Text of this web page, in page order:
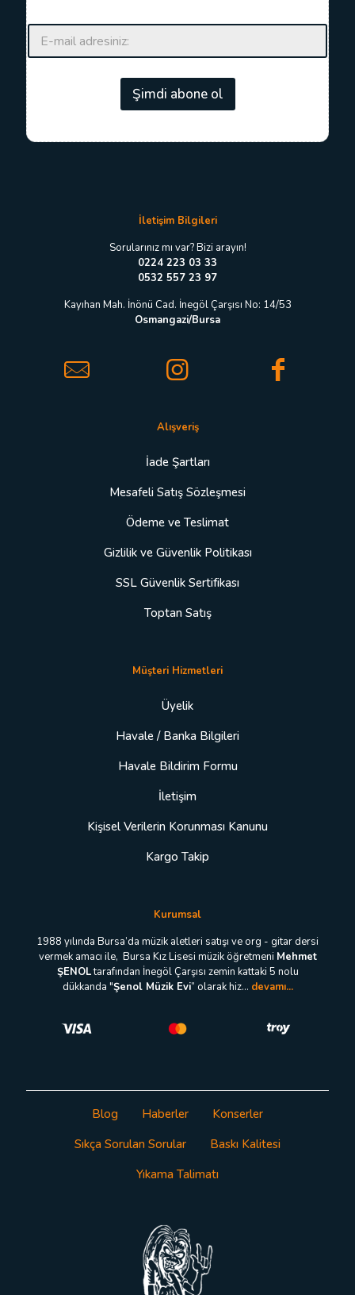
s
t
a
E
t
E
p
*
Şimdi abone ol
İletişim Bilgileri
Sorularınız mı var? Bizi arayın!
0224 223 03 33
0532 557 23 97
Kayıhan Mah. İnönü Cad. İnegöl Çarşısı No: 14/53
Osmangazi/Bursa
Alışveriş
İade Şartları
Mesafeli Satış Sözleşmesi
Ödeme ve Teslimat
Gizlilik ve Güvenlik Politikası
SSL Güvenlik Sertifikası
Toptan Satış
Müşteri Hizmetleri
Üyelik
Havale / Banka Bilgileri
Havale Bildirim Formu
İletişim
Kişisel Verilerin Korunması Kanunu
Kargo Takip
Kurumsal
1988 yılında Bursa’da müzik aletleri satışı ve org - gitar dersi
vermek amacı ile, Bursa Kız Lisesi müzik öğretmeni Mehmet
ŞENOLtarafından İnegöl Çarşısı zemin kattaki 5 nolu
dükkanda "Şenol Müzik Evi” olarak hiz... devamı...
Blog Haberler
Konserler
Sıkça Sorulan Sorular
Baskı Kalitesi
Yıkama Talimatı